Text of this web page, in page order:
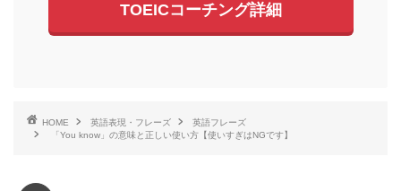
TOEICコーチング詳細
HOME 英語表現・フレーズ
英語フレーズ
「You know」の意味と正しい使い方【使いすぎはNGです】